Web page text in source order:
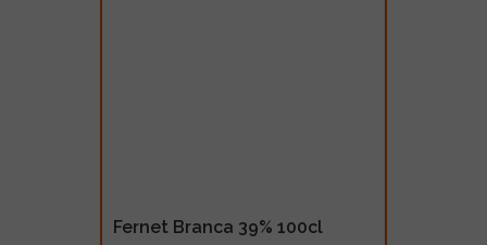
Fernet Branca 39% 100cl